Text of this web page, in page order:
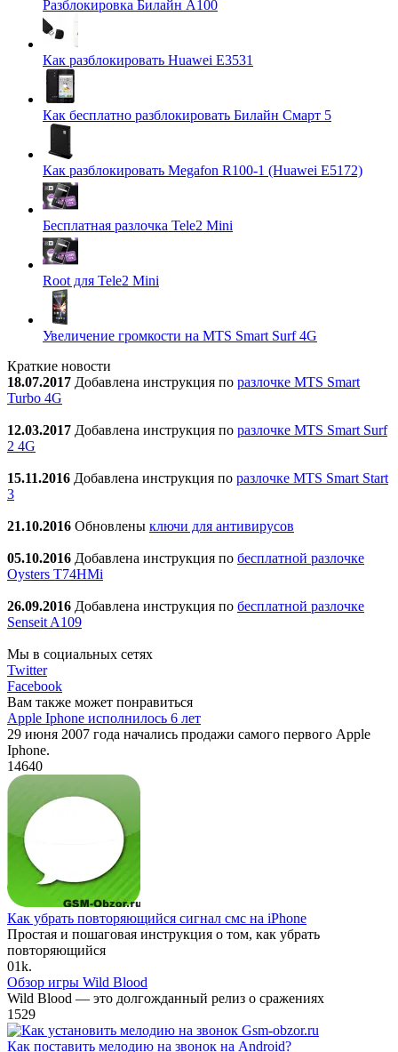
Разблокировка Билайн А100
Как разблокировать Huawei E3531
Как бесплатно разблокировать Билайн Смарт 5
Как разблокировать Megafon R100-1 (Huawei E5172)
Бесплатная разлочка Tele2 Mini
Root для Tele2 Mini
Увеличение громкости на MTS Smart Surf 4G
Краткие новости
18.07.2017 Добавлена инструкция по разлочке MTS Smart
Turbo 4G
12.03.2017 Добавлена инструкция по разлочке MTS Smart Surf
2 4G
15.11.2016 Добавлена инструкция по разлочке MTS Smart Start
3
21.10.2016 Обновлены ключи для антивирусов
05.10.2016 Добавлена инструкция по бесплатной разлочке
Oysters T74HMi
26.09.2016 Добавлена инструкция по бесплатной разлочке
Senseit A109
Мы в социальных сетях
Twitter
Facebook
Вам также может понравиться
Apple Iphone исполнилось 6 лет
29 июня 2007 года начались продажи самого первого Apple
Iphone.
14640
Как убрать повторяющийся сигнал смс на iPhone
Простая и пошаговая инструкция о том, как убрать
повторяющийся
01k.
Обзор игры Wild Blood
Wild Blood — это долгожданный релиз о сражениях
1 529
Как поставить мелодию на звонок на Android?